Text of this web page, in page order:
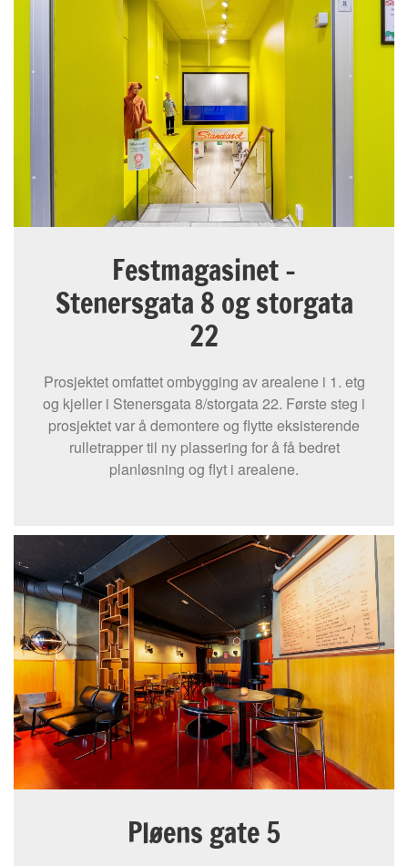
Festmagasinet -
Stenersgata 8 og storgata
22
Prosjektet omfattet ombygging av arealene i 1. etg
og kjeller i Stenersgata 8/storgata 22. Første steg i
prosjektet var å demontere og flytte eksisterende
rulletrapper til ny plassering for å få bedret
planløsning og flyt i arealene.
Pløens gate 5